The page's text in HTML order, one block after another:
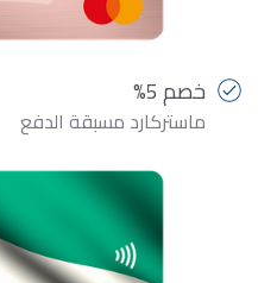
خصم 5%
ماستركارد مسبقة الدفع